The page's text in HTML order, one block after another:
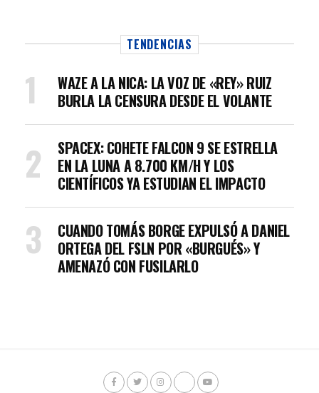
TENDENCIAS
WAZE A LA NICA: LA VOZ DE «REY» RUIZ
BURLA LA CENSURA DESDE EL VOLANTE
SPACEX: COHETE FALCON 9 SE ESTRELLA
EN LA LUNA A 8.700 KM/H Y LOS
CIENTÍFICOS YA ESTUDIAN EL IMPACTO
CUANDO TOMÁS BORGE EXPULSÓ A DANIEL
ORTEGA DEL FSLN POR «BURGUÉS» Y
AMENAZÓ CON FUSILARLO